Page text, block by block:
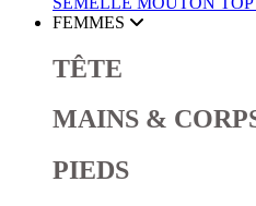
FEMMES
TÊTE
MAINS &
PIEDS